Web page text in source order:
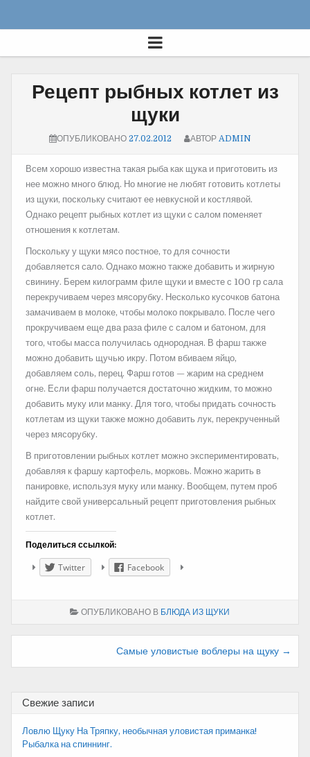
Рецепт рыбных котлет из
щуки
ОПУБЛИКОВАНО 27.02.2012 АВТОР ADMIN
Всем хорошо известна такая рыба как щука и приготовить из
нее можно много блюд. Но многие не любят готовить котлеты
из щуки, поскольку считают ее невкусной и костлявой.
Однако рецепт рыбных котлет из щуки с салом поменяет
отношения к котлетам.
Поскольку у щуки мясо постное, то для сочности
добавляется сало. Однако можно также добавить и жирную
свинину. Берем килограмм филе щуки и вместе с 100 гр сала
перекручиваем через мясорубку. Несколько кусочков батона
замачиваем в молоке, чтобы молоко покрывало. После чего
прокручиваем еще два раза филе с салом и батоном, для
того, чтобы масса получилась однородная. В фарш также
можно добавить щучью икру. Потом вбиваем яйцо,
добавляем соль, перец. Фарш готов — жарим на среднем
огне. Если фарш получается достаточно жидким, то можно
добавить муку или манку. Для того, чтобы придать сочность
котлетам из щуки также можно добавить лук, перекрученный
через мясорубку.
В приготовлении рыбных котлет можно экспериментировать,
добавляя к фаршу картофель, морковь. Можно жарить в
панировке, используя муку или манку. Вообщем, путем проб
найдите свой универсальный рецепт приготовления рыбных
котлет.
Поделиться ссылкой:
Twitter Facebook
ОПУБЛИКОВАНО В БЛЮДА ИЗ ЩУКИ
записям
Самые уловистые воблеры на щуку →
Свежие записи
Ловлю Щуку На Тряпку, необычная уловистая приманка!
Рыбалка на спиннинг.